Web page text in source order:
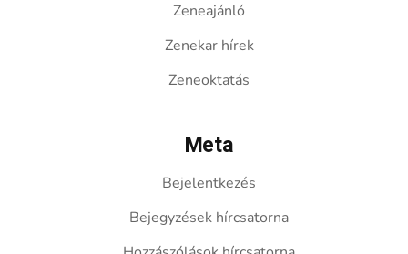
Zeneajánló
Zenekar hírek
Zeneoktatás
Meta
Bejelentkezés
Bejegyzések hírcsatorna